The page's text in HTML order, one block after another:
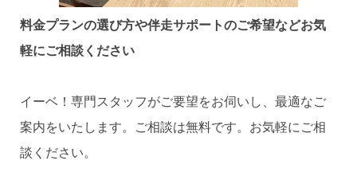
料金プランの選び方や伴走サポートのご希望などお気
軽にご相談ください
イーベ！専門スタッフがご要望をお伺いし、最適なご
案内をいたします。ご相談は無料です。お気軽にご相
談ください。